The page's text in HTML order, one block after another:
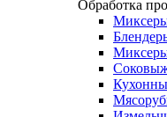
Обработка